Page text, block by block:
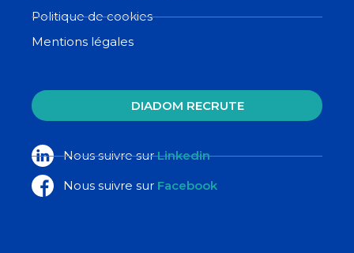
Politique de cookies
Mentions légales
DIADOM RECRUTE
Nous suivre surLinkedin
Nous suivre sur Facebook